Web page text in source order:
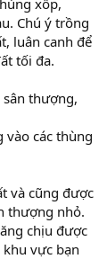
Chú ý trồng
luân canh để
tối đa.
thượng,
các thùng
và cũng được
thượng nhỏ.
chịu được
vực bạn